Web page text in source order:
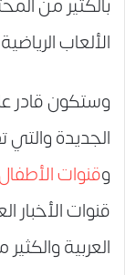
الألعاب
وستكون قادر
الجديدة
وقنوات الأطفال
قنوات الأخبار
العربية